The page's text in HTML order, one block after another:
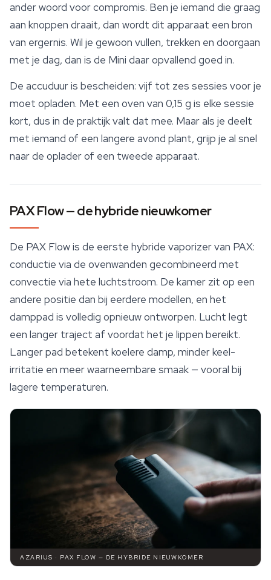
ander woord voor compromis. Ben je iemand die graag
aan knoppen draait, dan wordt dit apparaat een bron
van ergernis. Wil je gewoon vullen, trekken en doorgaan
met je dag, dan is de Mini daar opvallend goed in.
De accuduur is bescheiden: vijf tot zes sessies voor je
moet opladen. Met een oven van 0,15 g is elke sessie
kort, dus in de praktijk valt dat mee. Maar als je deelt
met iemand of een langere avond plant, grijp je al snel
naar de oplader of een tweede apparaat.
PAX Flow — de hybride nieuwkomer
De PAX Flow is de eerste hybride vaporizer van PAX:
conductie via de ovenwanden gecombineerd met
convectie via hete luchtstroom. De kamer zit op een
andere positie dan bij eerdere modellen, en het
damppad is volledig opnieuw ontworpen. Lucht legt
een langer traject af voordat het je lippen bereikt.
Langer pad betekent koelere damp, minder keel-
irritatie en meer waarneembare smaak — vooral bij
lagere temperaturen.
AZARIUS · PAX FLOW — DE HYBRIDE NIEUWKOMER